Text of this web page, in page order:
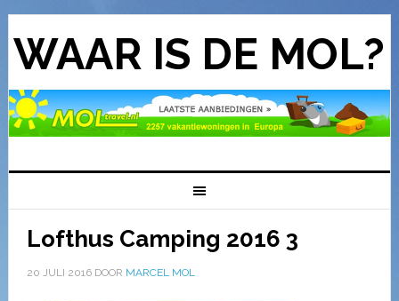
WAAR IS DE MOL?
Lofthus Camping 2016 3
20 JULI 2016DOOR MARCEL MOL